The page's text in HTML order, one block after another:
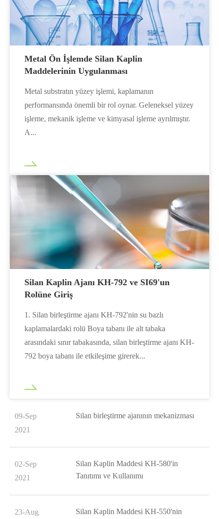
Metal Ön İşlemde Silan Kaplin
Maddelerinin Uygulanması
Metal substratın yüzey işlemi, kaplamanın
performansında önemli bir rol oynar. Geleneksel yüzey
işleme, mekanik işleme ve kimyasal işleme ayrılmıştır.
A...
Silan Kaplin Ajanı KH-792 ve SI69'un
Rolüne Giriş
1. Silan birleştirme ajanı KH-792'nin su bazlı
kaplamalardaki rolü Boya tabanı ile alt tabaka
arasındaki sınır tabakasında, silan birleştirme ajanı KH-
792 boya tabanı ile etkileşime girerek...
09-Sep
2021
Silan birleştirme ajanının mekanizması
02-Sep
2021
Silan Kaplin Maddesi KH-580'in
Tanıtımı ve Kullanımı
23-Aug
Silan Kaplin Maddesi KH-550'nin